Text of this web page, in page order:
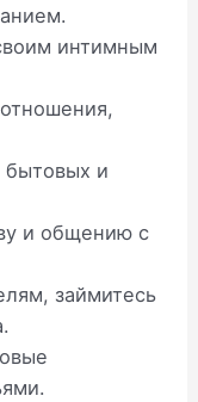
интимным
бытовых и
и общению с
займитесь